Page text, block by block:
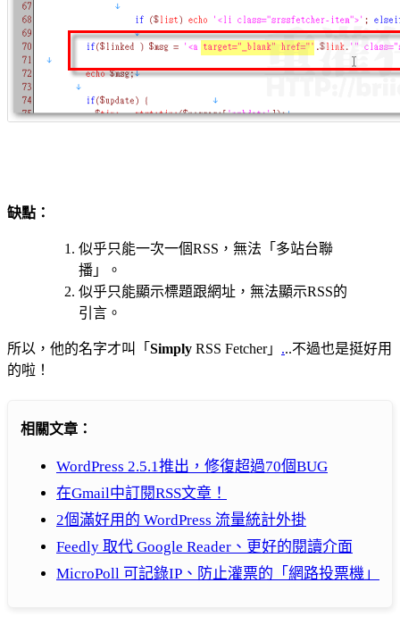
缺點：
似乎只能一次一個RSS，無法「多站台聯
播」。
似乎只能顯示標題跟網址，無法顯示RSS的
引言。
所以，他的名字才叫「 Simply RSS Fetcher」 ...不過也是挺好用
的啦！
相關文章：
WordPress 2.5.1推出，修復超過70個BUG
在Gmail中訂閱RSS文章！
2個滿好用的 WordPress 流量統計外掛
Feedly 取代 Google Reader、更好的閱讀介面
MicroPoll 可記錄IP、防止灌票的「網路投票機」